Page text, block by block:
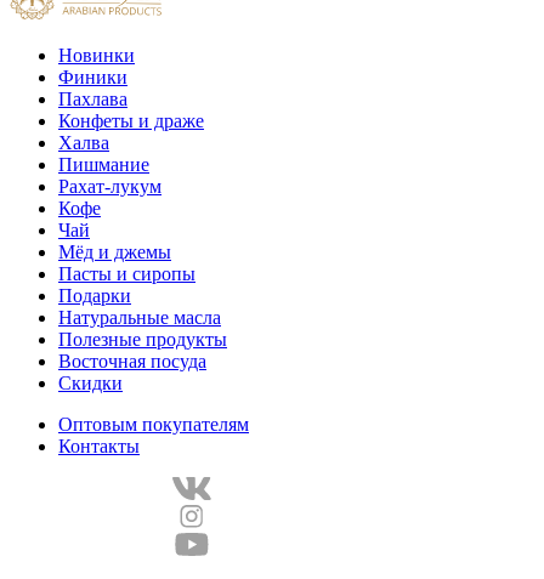
Новинки
Финики
Пахлава
Конфеты и драже
Халва
Пишмание
Рахат-лукум
Кофе
Чай
Мёд и джемы
Пасты и сиропы
Подарки
Натуральные масла
Полезные продукты
Восточная посуда
Скидки
Оптовым покупателям
Контакты